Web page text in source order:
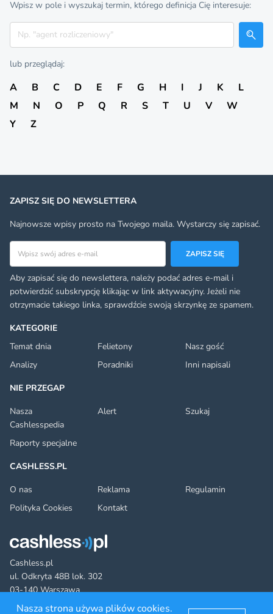
Wpisz w pole i wyszukaj termin, którego definicja Cię interesuje:
Szukaj
lub przeglądaj:
A B C D E F G H I J K
L
M
N O P Q R S T U V
W
Y
Z
Cashless.pl
ul. Odkryta 48B lok. 302
03-140 Warszawa
KATEGORIE
Temat dnia
Felietony
Nasz gość
Analizy
Poradniki
Inni napisali
NIE PRZEGAP
Nasza
Cashlesspedia
Alert Szukaj
Raporty specjalne
CASHLESS.PL
O nas
Reklama
Regulamin
Polityka Cookies
Kontakt
ZAPISZ SIĘ DO NEWSLETTERA
Najnowsze wpisy prosto na Twojego maila. Wystarczy się zapisać.
Adres email
ZAPISZ SIĘ
Aby zapisać się do newslettera, należy podać adres e-mail i
potwierdzić subskrypcję klikając w link aktywacyjny. Jeżeli nie
otrzymacie takiego linka, sprawdźcie swoją skrzynkę ze spamem.
Nasza strona używa plików cookies.